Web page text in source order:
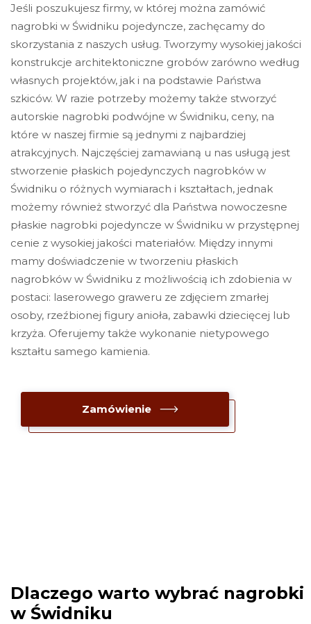
Jeśli poszukujesz firmy, w której można zamówić
nagrobki w Świdniku pojedyncze, zachęcamy do
skorzystania z naszych usług. Tworzymy wysokiej jakości
konstrukcje architektoniczne grobów zarówno według
własnych projektów, jak i na podstawie Państwa
szkiców. W razie potrzeby możemy także stworzyć
autorskie nagrobki podwójne w Świdniku, ceny, na
które w naszej firmie są jednymi z najbardziej
atrakcyjnych. Najczęściej zamawianą u nas usługą jest
stworzenie płaskich pojedynczych nagrobków w
Świdniku o różnych wymiarach i kształtach, jednak
możemy również stworzyć dla Państwa nowoczesne
płaskie nagrobki pojedyncze w Świdniku w przystępnej
cenie z wysokiej jakości materiałów. Między innymi
mamy doświadczenie w tworzeniu płaskich
nagrobków w Świdniku z możliwością ich zdobienia w
postaci: laserowego graweru ze zdjęciem zmarłej
osoby, rzeźbionej figury anioła, zabawki dziecięcej lub
krzyża. Oferujemy także wykonanie nietypowego
kształtu samego kamienia.
Zamówienie
Dlaczego warto wybrać nagrobki
w Świdniku